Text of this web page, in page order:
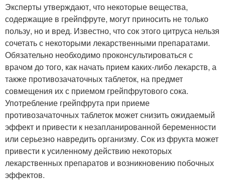
Эксперты утверждают, что некоторые вещества,
содержащие в грейпфруте, могут приносить не только
пользу, но и вред. Известно, что сок этого цитруса нельзя
сочетать с некоторыми лекарственными препаратами.
Обязательно необходимо проконсультироваться с
врачом до того, как начать прием каких-либо лекарств, а
также противозачаточных таблеток, на предмет
совмещения их с приемом грейпфрутового сока.
Употребление грейпфрута при приеме
противозачаточных таблеток может снизить ожидаемый
эффект и привести к незапланированной беременности
или серьезно навредить организму. Сок из фрукта может
привести к усиленному действию некоторых
лекарственных препаратов и возникновению побочных
эффектов.